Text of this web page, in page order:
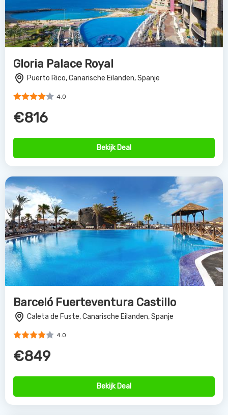
Gloria Palace Royal
Puerto Rico, Canarische Eilanden, Spanje
4.0
€816
Bekijk Deal
Barceló Fuerteventura Castillo
Caleta de Fuste, Canarische Eilanden, Spanje
4.0
€849
Bekijk Deal